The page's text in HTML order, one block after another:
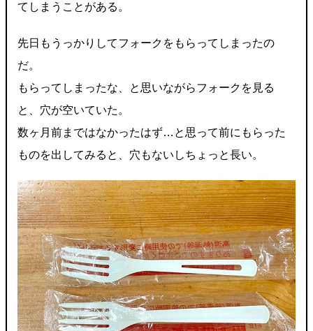
てしまうことがある。
先日もうっかりしてフォークをもらってしまったの
だ。
もらってしまったな、と思いながらフォークを見る
と、穴が空いていた。
数ヶ月前まではなかったはず…と思って前にもらった
ものを出してみると、穴もないしちょっと長い。